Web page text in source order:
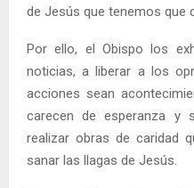
de Jesús que tenemos que
Por ello, el Obispo los
noticias, a liberar a los
acciones sean
carecen de esperanza y
realizar obras de caridad
sanar las llagas de Jesús.